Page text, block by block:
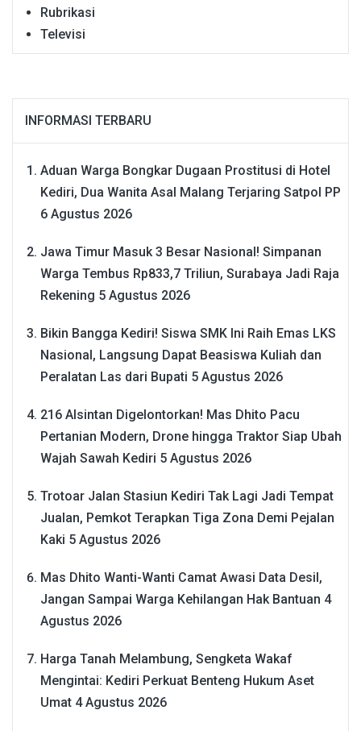
Rubrikasi
Televisi
INFORMASI TERBARU
Aduan Warga Bongkar Dugaan Prostitusi di Hotel
Kediri, Dua Wanita Asal Malang Terjaring Satpol PP
6 Agustus 2026
Jawa Timur Masuk 3 Besar Nasional! Simpanan
Warga Tembus Rp833,7 Triliun, Surabaya Jadi Raja
Rekening 5 Agustus 2026
Bikin Bangga Kediri! Siswa SMK Ini Raih Emas LKS
Nasional, Langsung Dapat Beasiswa Kuliah dan
Peralatan Las dari Bupati 5 Agustus 2026
216 Alsintan Digelontorkan! Mas Dhito Pacu
Pertanian Modern, Drone hingga Traktor Siap Ubah
Wajah Sawah Kediri 5 Agustus 2026
Trotoar Jalan Stasiun Kediri Tak Lagi Jadi Tempat
Jualan, Pemkot Terapkan Tiga Zona Demi Pejalan
Kaki 5 Agustus 2026
Mas Dhito Wanti-Wanti Camat Awasi Data Desil,
Jangan Sampai Warga Kehilangan Hak Bantuan 4
Agustus 2026
Harga Tanah Melambung, Sengketa Wakaf
Mengintai: Kediri Perkuat Benteng Hukum Aset
Umat 4 Agustus 2026